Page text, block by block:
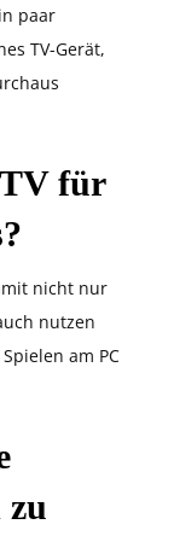
paar
TV-Gerät,
für
nicht nur
nutzen
am PC
zu